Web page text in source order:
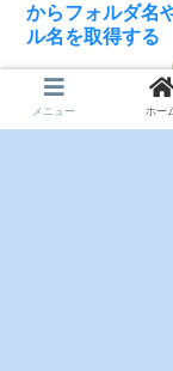
からフォルダ名
ル名を取得する
メニュー ホー